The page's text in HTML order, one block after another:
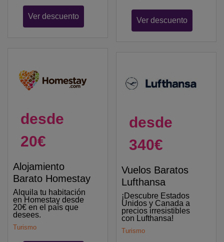
Ver descuento
desde
20€
Alojamiento
Barato Homestay
Alquila tu habitación
en Homestay desde
20€ en el país que
desees.
Turismo
Ver descuento
desde
340€
Vuelos Baratos
Lufthansa
¡Descubre Estados
Unidos y Canada a
precios irresistibles
con Lufthansa!
Turismo